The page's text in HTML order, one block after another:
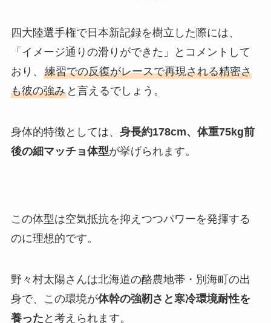
四大陸選手権で日本新記録を樹立した際には、
「イメージ通りの滑りができた」とコメントして
おり、 練習での反復がレースで再現される精密さ
も彼の強みと言えるでしょう。
身体的特徴としては、 身長約178cm、体重75kg前
後の細マッチョ体型が挙げられます。
この体型は空気抵抗を抑えつつパワーを発揮する
のに理想的です。
野々村太陽さんは北海道の酪農地帯・別海町の出
身で、この環境が体幹の強靭さと寒冷環境耐性を
養った と考えられます。